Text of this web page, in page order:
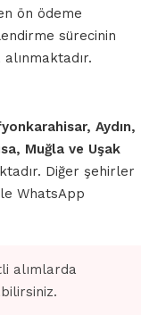
ön ödeme
sürecinin
Aydın,
Muğla ve Uşak
Diğer şehirler
WhatsApp
alımlarda